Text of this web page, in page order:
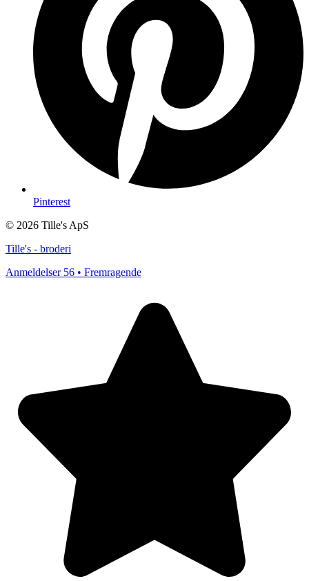
Pinterest
© 2026 Tille's ApS
Tille's - broderi
Anmeldelser 56 • Fremragende